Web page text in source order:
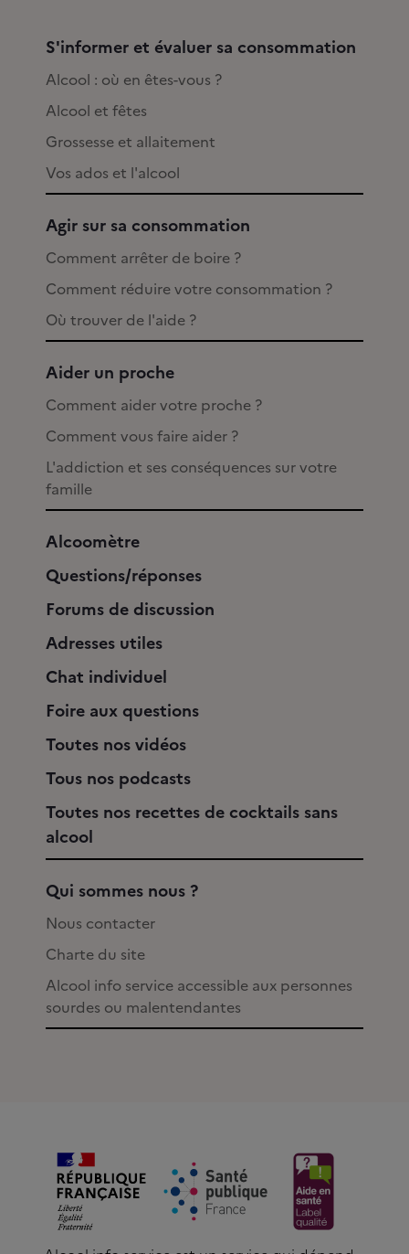
S'informer et évaluer sa consommation
Alcool : où en êtes-vous ?
Alcool et fêtes
Grossesse et allaitement
Vos ados et l'alcool
Agir sur sa consommation
Comment arrêter de boire ?
Comment réduire votre consommation ?
Où trouver de l'aide ?
Aider un proche
Comment aider votre proche ?
Comment vous faire aider ?
L'addiction et ses conséquences sur votre
famille
Alcoomètre
Questions/réponses
Forums de discussion
Adresses utiles
Chat individuel
Foire aux questions
Toutes nos vidéos
Tous nos podcasts
Toutes nos recettes de cocktails sans
alcool
Qui sommes nous ?
Nous contacter
Charte du site
Alcool info service accessible aux personnes
sourdes ou malentendantes